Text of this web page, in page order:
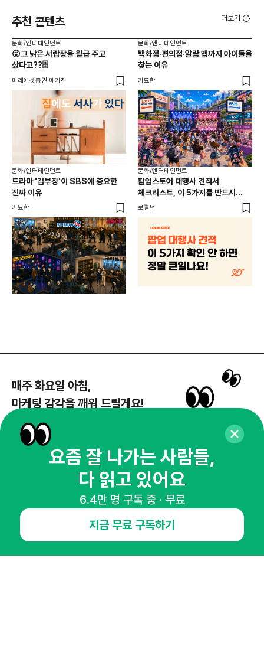
추천 콘텐츠 더보기
문화/엔터테인먼트
😮그 낡은 서랍장을 월급 주고
샀다고??🗄️
미래에셋증권 매거진
문화/엔터테인먼트
백화점·편의점·알람 앱까지 아이돌을
찾는 이유
기묘한
문화/엔터테인먼트
드라마 '김부장'이 SBS에 중요한
진짜 이유
기묘한
문화/엔터테인먼트
팝업스토어 대행사 견적서
체크리스트, 이 5가지를 반드시
확인하세요
로컬덕
매주 화요일 아침,
마케팅 감각을 깨워 드릴게요!
뉴스레터 구독하기
오픈애즈란
요즘 잘 나가는 사람들,
다 읽고 있어요
6.4만 명 구독 중 · 무료
지금 무료 구독하기